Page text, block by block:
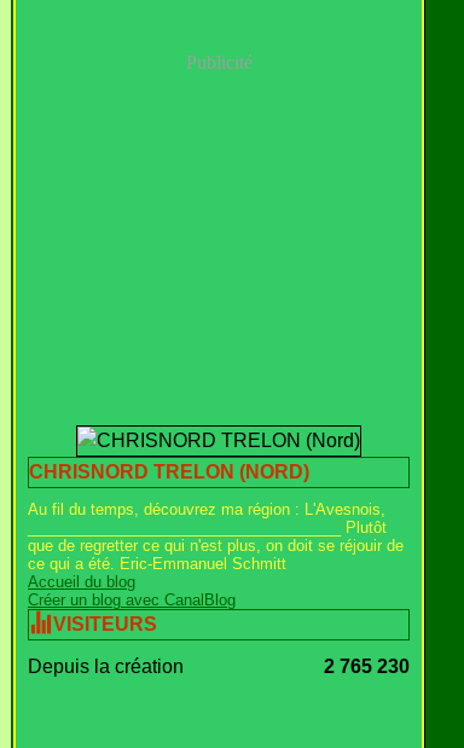
Publicité
CHRISNORD TRELON (NORD)
Au fil du temps, découvrez ma région : L'Avesnois,
_____________________________________ Plutôt
que de regretter ce qui n'est plus, on doit se réjouir de
ce qui a été. Eric-Emmanuel Schmitt
Accueil du blog
Créer un blog avec CanalBlog
VISITEURS
Depuis la création 2 765 230